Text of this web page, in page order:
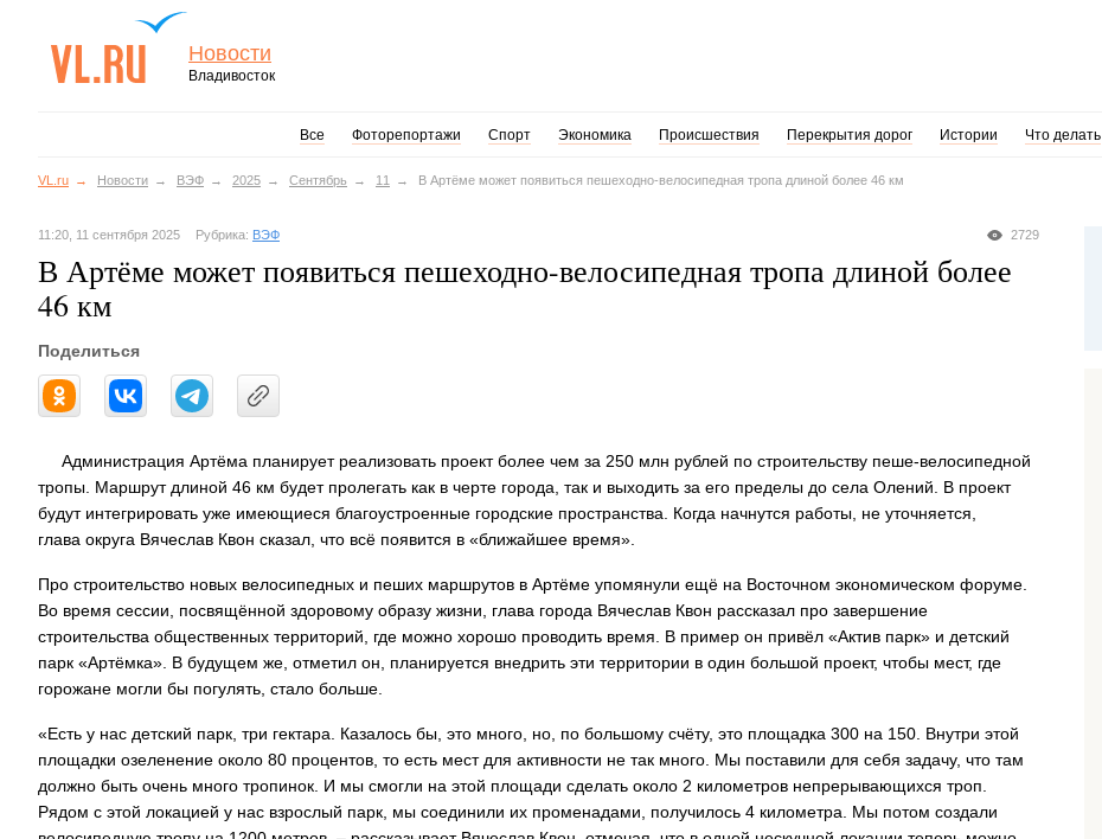
Новости
Владивосток
Все Фоторепортажи Спорт Экономика Происшествия Перекрытия дорог Истории Что делать
VL.ru Новости ВЭФ 2025 Сентябрь 11 В Артёме может появиться пешеходно-велосипедная тропа длиной более 46 км
2729
11:20, 11 сентября 2025 Рубрика: ВЭФ
В Артёме может появиться пешеходно-велосипедная тропа длиной более
46 км
Поделиться
Администрация Артёма планирует реализовать проект более чем за 250 млн рублей по строительству пеше-велосипедной
тропы. Маршрут длиной 46 км будет пролегать как в черте города, так и выходить за его пределы до села Олений. В проект
будут интегрировать уже имеющиеся благоустроенные городские пространства. Когда начнутся работы, не уточняется,
глава округа Вячеслав Квон сказал, что всё появится в «ближайшее время».
Про строительство новых велосипедных и пеших маршрутов в Артёме упомянули ещё на Восточном экономическом форуме.
Во время сессии, посвящённой здоровому образу жизни, глава города Вячеслав Квон рассказал про завершение
строительства общественных территорий, где можно хорошо проводить время. В пример он привёл «Актив парк» и детский
парк «Артёмка». В будущем же, отметил он, планируется внедрить эти территории в один большой проект, чтобы мест, где
горожане могли бы погулять, стало больше.
«Есть у нас детский парк, три гектара. Казалось бы, это много, но, по большому счёту, это площадка 300 на 150. Внутри этой
площадки озеленение около 80 процентов, то есть мест для активности не так много. Мы поставили для себя задачу, что там
должно быть очень много тропинок. И мы смогли на этой площади сделать около 2 километров непрерывающихся троп.
Рядом с этой локацией у нас взрослый парк, мы соединили их променадами, получилось 4 километра. Мы потом создали